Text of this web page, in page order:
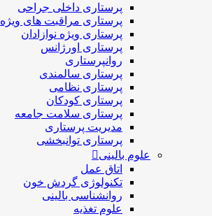
پرستاری داخلی جراحی
پرستاری مراقبت های ويژه
پرستاری ويژه نوازادان
پرستاری اورژانس
روانپرستاری
پرستاری سالمندی
پرستاری نظامی
پرستاری کودکان
پرستاری سلامت جامعه
مدیریت پرستاری
پرستاری توانبخشی
علوم بالینی
اتاق عمل
تکنولوژی گردش خون
روانشناسی بالینی
علوم تغذیه